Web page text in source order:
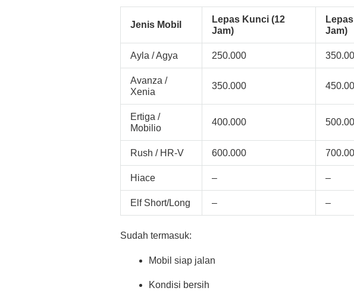
Jenis Mobil
Lepas Kunci (12
Jam)
Jam)
Ayla / Agya 250.000
Avanza /
Xenia
350.000
Ertiga /
Mobilio
400.000
Rush / HR-V 600.000
Hiace – –
Elf Short/Long – –
Sudah termasuk:
Mobil siap jalan
Kondisi bersih